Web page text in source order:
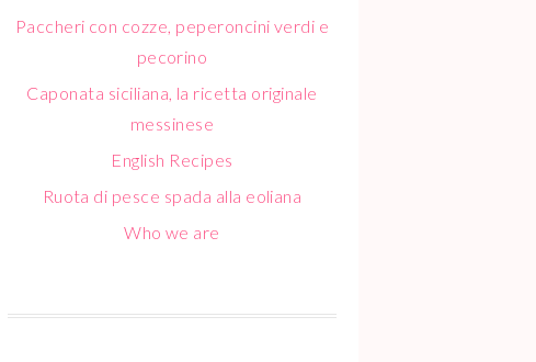
Paccheri con cozze, peperoncini verdi e
pecorino
Caponata siciliana, la ricetta originale
messinese
English Recipes
Ruota di pesce spada alla eoliana
Who we are